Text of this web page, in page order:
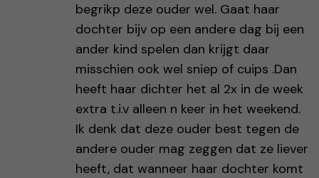
begrikp deze ouder wel. Gaat haar
dochter bijv op een andere dag bij een
ander kind spelen dan krijgt daar
misschien ook wel sniep of cuips .Dan
heeft haar dichter het al 2x in de week
extra t.i.v alleen n keer in het weekend.
Ik denk dat deze ouder best tegen de
andere ouder mag zeggen dat ze liever
heeft, dat wanneer haar dochter komt